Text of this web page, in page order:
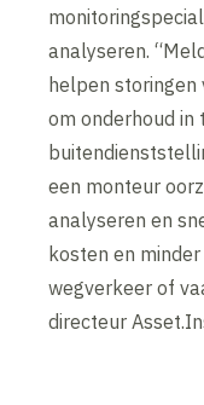
analyseren.
helpen
om onderhoud
een monteur
analyseren en
kosten en
wegverkeer of
directeur